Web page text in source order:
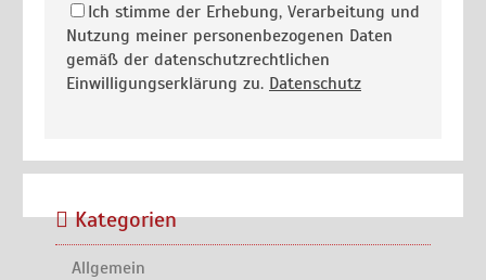
Ich stimme der Erhebung, Verarbeitung und
Nutzung meiner personenbezogenen Daten
gemäß der datenschutzrechtlichen
Einwilligungserklärung zu. Datenschutz
Kategorien
Allgemein